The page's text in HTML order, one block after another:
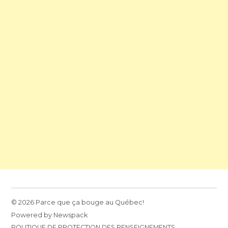
© 2026 Parce que ça bouge au Québec!
Powered by Newspack